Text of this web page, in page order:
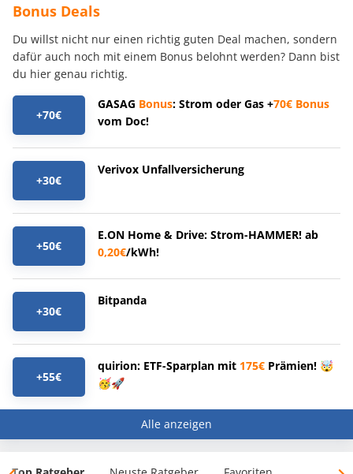
Bonus Deals
Du willst nicht nur einen richtig guten Deal machen, sondern
dafür auch noch mit einem Bonus belohnt werden? Dann bist
du hier genau richtig.
+70€
GASAG Bonus: Strom oder Gas +70€ Bonus
vom Doc!
+30€
Verivox Unfallversicherung
+50€
E.ON Home & Drive: Strom-HAMMER! ab
0,20€/kWh!
+30€
Bitpanda
+55€
quirion: ETF-Sparplan mit 175€ Prämien! 🤯
🥳🚀
Alle anzeigen